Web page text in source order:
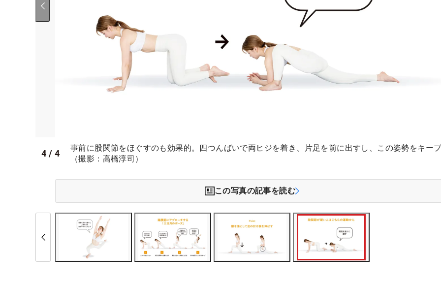
4 / 4
事前に股関節をほぐすのも効果的。四つんばいで両ヒジを着き、片足を前に出すし、この姿勢をキー
（撮影：高橋淳司）
この写真の記事を読む